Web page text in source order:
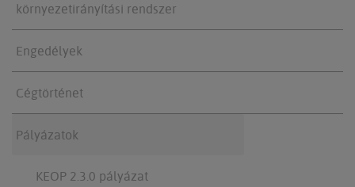
környezetirányítási rendszer
Engedélyek
Cégtörténet
Pályázatok
KEOP 2.3.0 pályázat